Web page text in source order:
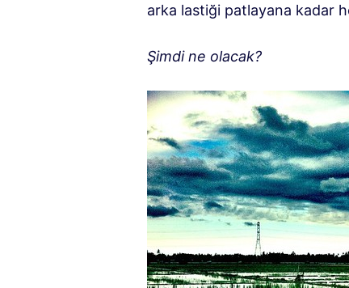
arka lastiği patlayana kadar
Şimdi ne olacak?